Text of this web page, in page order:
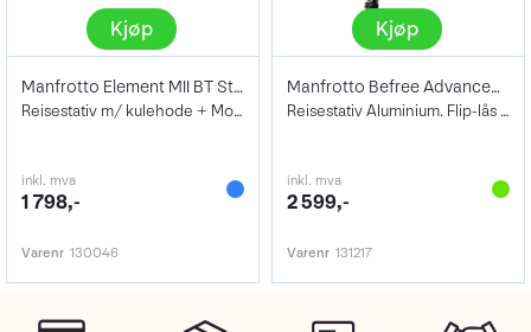
Kjøp
Manfrotto Element MII BT Stativkit
Reisestativ m/ kulehode + Mobil holder
inkl. mva
1 798,-
Varenr 130046
Kjøp
Manfrotto Befree Advanced Flip KIT
Reisestativ Aluminium. Flip-lås ben
inkl. mva
2 599,-
Varenr 131217